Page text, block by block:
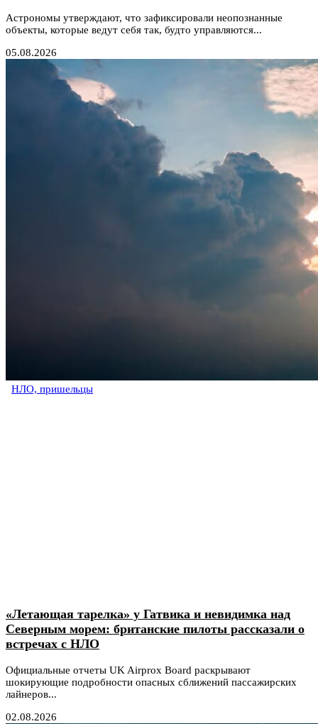
Астрономы утверждают, что зафиксировали неопознанные
объекты, которые ведут себя так, будто управляются...
05.08.2026
НЛО, пришельцы
«Летающая тарелка» у Гатвика и невидимка над
Северным морем: британские пилоты рассказали о
встречах с НЛО
Официальные отчеты UK Airprox Board раскрывают
шокирующие подробности опасных сближений пассажирских
лайнеров...
02.08.2026